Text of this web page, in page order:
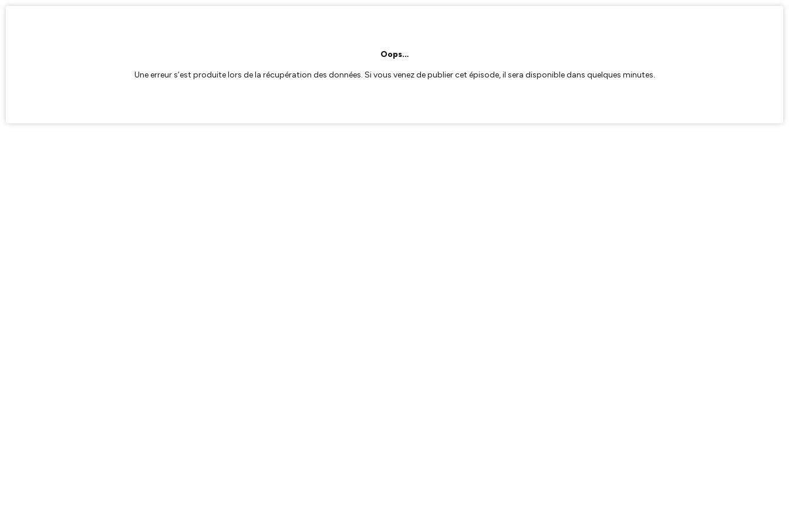
Oops…
Une erreur s’est produite lors de la récupération des données. Si vous venez de publier cet épisode, il sera disponible dans quelques minutes.